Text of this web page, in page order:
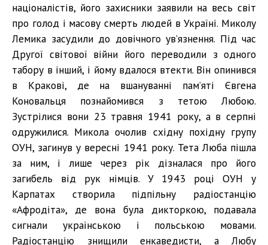
націоналістів, його захисники заявили на весь світ
про голод і масову смерть людей в Україні. Миколу
Лемика засудили до довічного ув’язнення. Під час
Другої світової війни його переводили з одного
табору в інший, і йому вдалося втекти. Він опинився
в Кракові, де на вшануванні пам’яті Євгена
Коновальця познайомився з тетою Любою.
Зустрілися вони 23 травня 1941 року, а в серпні
одружилися. Микола очолив східну похідну групу
ОУН, загинув у вересні 1941 року. Тета Люба пішла
за ним, і лише через рік дізналася про його
загибель від рук німців. У 1943 році ОУН у
Карпатах створила підпільну радіостанцію
«Афродіта», де вона була дикторкою, подавала
сигнали українською і польською мовами.
Радіостанцію знищили енкаведисти, а Любу